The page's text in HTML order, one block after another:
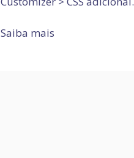
Saiba mais